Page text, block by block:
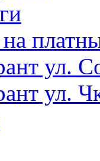
ул.
ул.